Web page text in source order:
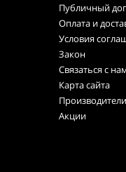
Публичный
Оплата и
Условия
Закон
Связаться с
Карта сайта
Производители
Акции